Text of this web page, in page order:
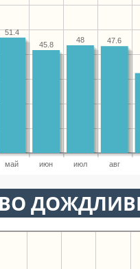
май июн июл авг
47.6
48
45.8
51.4